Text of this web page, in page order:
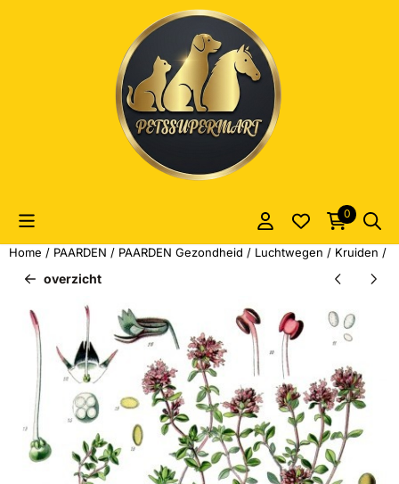
Cookievoorkeuren zijn momenteel gesloten.
0
Home / PAARDEN / PAARDEN Gezondheid / Luchtwegen / Kruiden /
overzicht